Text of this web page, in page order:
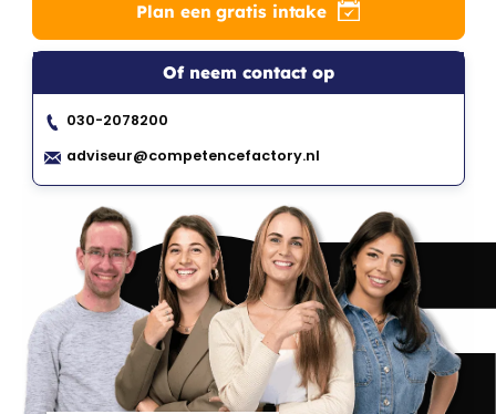
Plan een gratis intake
Of neem contact op
030-2078200
adviseur@competencefactory.nl